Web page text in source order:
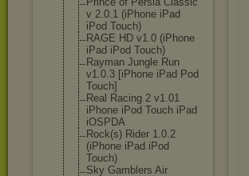
v 2.0.1 (iPhone iPad
iPod Touch)
RAGE HD v1.0 (iPhone
iPad iPod Touch)
Rayman Jungle Run
v1.0.3 [iPhone iPad Pod
Touch]
Real Racing 2 v1.01
iPhone iPod Touch iPad
iOSPDA
Rock(s) Rider 1.0.2
(iPhone iPad iPod
Touch)
Sky Gamblers Air